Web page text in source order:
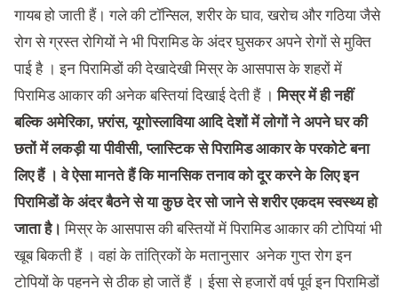
गायब हो जाती हैं। गले की टॉन्सिल, शरीर के घाव, खरोच और गठिया जैसे
रोग से ग्रस्त रोगियों ने भी पिरामिड के अंदर घुसकर अपने रोगों से मुक्ति
पाई है । इन पिरामिडों की देखादेखी मिस्र के आसपास के शहरों में
पिरामिड आकार की अनेक बस्तियां दिखाई देती हैं ।मिस्र में ही नहीं
बल्कि अमेरिका,फ़्रांस,यूगोस्लाविया आदि देशों में लोगों ने अपने घर की
छतों में लकड़ी या पीवीसी,प्लास्टिक से पिरामिड आकार के परकोटे बना
लिए हैं । वे ऐसा मानते हैं कि मानसिक तनाव को दूर करने के लिए इन
पिरामिडों के अंदर बैठने से या कुछ देर सो जाने से शरीर एकदम स्वस्थ्य हो
जाता है। मिस्र के आसपास की बस्तियों में पिरामिड आकार की टोपियां भी
खूब बिकती हैं । वहां के तांत्रिकों के मतानुसार अनेक गुप्त रोग इन
टोपियों के पहनने से ठीक हो जातें हैं । ईसा से हजारों वर्ष पूर्व इन पिरामिडों